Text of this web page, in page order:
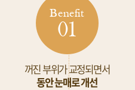
Benefit
01
꺼진 부위가 교정되면서
동안 눈매로 개선